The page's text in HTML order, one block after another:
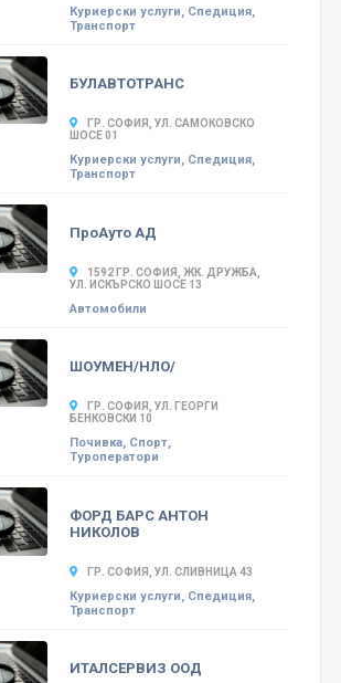
Куриерски услуги, Спедиция,
Транспорт
БУЛАВТОТРАНС
ГР. СОФИЯ, УЛ. САМОКОВСКО
ШОСЕ 01
Куриерски услуги, Спедиция,
Транспорт
ПроАуто АД
1592 ГР. СОФИЯ, ЖК. ДРУЖБА,
УЛ. ИСКЪРСКО ШОСЕ 13
Автомобили
ШОУМЕН/НЛО/
ГР. СОФИЯ, УЛ. ГЕОРГИ
БЕНКОВСКИ 10
Почивка, Спорт,
Туроператори
ФОРД БАРС АНТОН
НИКОЛОВ
ГР. СОФИЯ, УЛ. СЛИВНИЦА 43
Куриерски услуги, Спедиция,
Транспорт
ИТАЛСЕРВИЗ ООД